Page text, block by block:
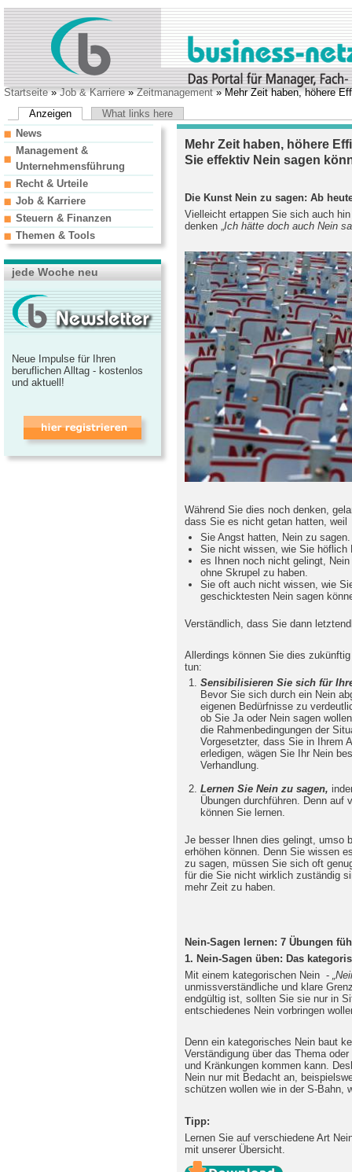
Startseite»Job & Karriere»Zeitmanagement» Mehr Zeit haben, höhere
Anzeigen
What links here
Mehr Zeit haben, höhere
Sie effektiv Nein sagen
Die Kunst Nein zu sagen: Ab
Vielleicht ertappen Sie sich auch
denken „ Ich hätte doch auch Nein
Während Sie dies noch denken,
dass Sie es nicht getan hatten, weil
Sie Angst hatten, Nein zu sagen.
Sie nicht wissen, wie Sie höflich
es Ihnen noch nicht gelingt,
ohne Skrupel zu haben.
Sie oft auch nicht wissen, wie
geschicktesten Nein sagen
Verständlich, dass Sie dann
Allerdings können Sie dies
tun:
Sensibilisieren Sie sich für
Bevor Sie sich durch ein Nein
eigenen Bedürfnisse zu
ob Sie Ja oder Nein sagen
die Rahmenbedingungen der
Vorgesetzter, dass Sie in Ihrem
erledigen, wägen Sie Ihr Nein
Verhandlung.
Lernen Sie Nein zu sagen,
Übungen durchführen. Denn auf
können Sie lernen.
Je besser Ihnen dies gelingt, umso
erhöhen können. Denn Sie wissen
zu sagen, müssen Sie sich oft
für die Sie nicht wirklich zuständig
mehr Zeit zu haben.
Nein-Sagen lernen: 7 Übungen
1. Nein-Sagen üben: Das
Mit einem kategorischen Nein -
unmissverständliche und klare
endgültig ist, sollten Sie sie nur in
entschiedenes Nein vorbringen
Denn ein kategorisches Nein baut
Verständigung über das Thema
und Kränkungen kommen kann.
Nein nur mit Bedacht an,
schützen wollen wie in der S-Bahn,
Tipp:
Lernen Sie auf verschiedene Art
mit unserer Übersicht.
News
Management &
Unternehmensführung
Recht & Urteile
Job & Karriere
Steuern & Finanzen
Themen & Tools
jede Woche neu
Neue Impulse für Ihren
beruflichen Alltag - kostenlos
und aktuell!